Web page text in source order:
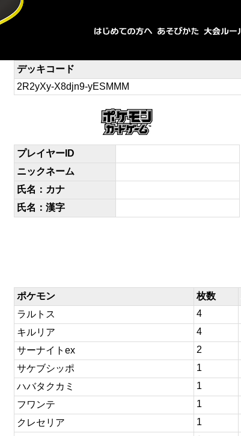
デッキコード
2R2yXy-X8djn9-yESMMM
プレイヤーID
ニックネーム
氏名：カナ
氏名：漢字
ポケモン 枚数
ラルトス
4
キルリア
4
サーナイトex
2
サケブシッポ
1
ハバタクカミ
1
フワンテ
1
クレセリア
1